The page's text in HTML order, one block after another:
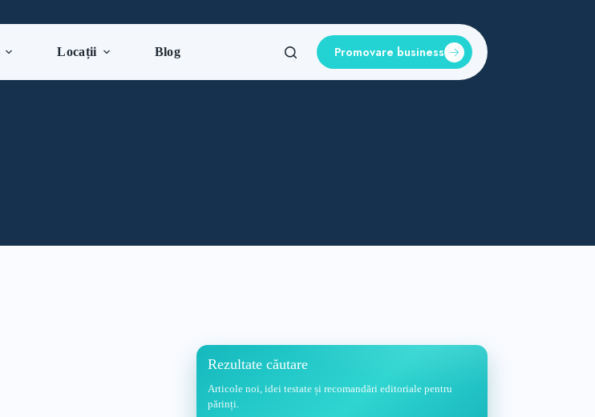
Locații Blog Promovare business
Rezultate căutare
Articole noi, idei testate și recomandări editoriale pentru
părinți.